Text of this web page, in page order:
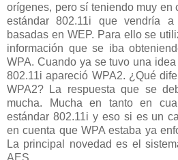
orígenes, pero sí teniendo muy en
estándar 802.11i que vendría
basadas en WEP. Para ello se
información que se iba
WPA. Cuando ya se tuvo una
802.11i apareció WPA2. ¿Qué
WPA2? La respuesta que se
mucha. Mucha en tanto en
estándar 802.11i y eso si es un
en cuenta que WPA estaba ya
La principal novedad es el
AES.